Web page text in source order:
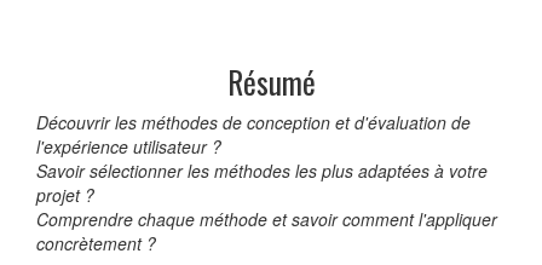
Résumé
Découvrir les méthodes de conception et d'évaluation de
l'expérience utilisateur ?
Savoir sélectionner les méthodes les plus adaptées à votre
projet ?
Comprendre chaque méthode et savoir comment l'appliquer
concrètement ?